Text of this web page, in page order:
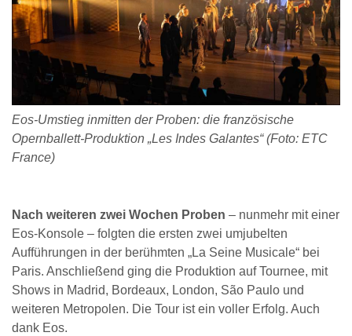
Eos-Umstieg inmitten der Proben: die französische
Opernballett-Produktion „Les Indes Galantes“ (Foto: ETC
France)
Nach weiteren zwei Wochen Proben – nunmehr mit einer
Eos-Konsole – folgten die ersten zwei umjubelten
Aufführungen in der berühmten „La Seine Musicale“ bei
Paris. Anschließend ging die Produktion auf Tournee, mit
Shows in Madrid, Bordeaux, London, São Paulo und
weiteren Metropolen. Die Tour ist ein voller Erfolg. Auch
dank Eos.